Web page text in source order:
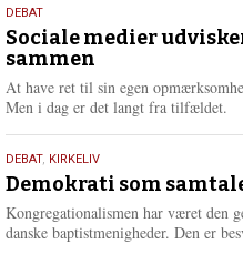
18.
maj
2026
DEBAT
Sociale medier
sammen
At have ret til sin egen
Men i dag er det langt fra tilfældet.
18.
maj
2026
DEBAT, KIRKELIV
Demokrati som
Kongregationalismen har været den
danske baptistmenigheder. Den er